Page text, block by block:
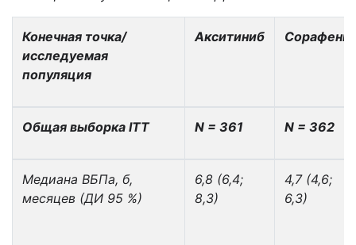
Конечная точка/
исследуемая
популяция
Акситиниб
Общая выборка ITT N = 361 N = 362
Медиана ВБПa, б,
месяцев (ДИ 95 %)
6,8 (6,4;
8,3)
4,7 (4,6;
6,3)